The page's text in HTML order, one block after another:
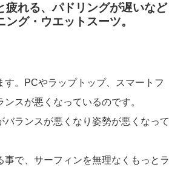
れる、パドリングが遅いなど
グ・ウエットスーツ。
。PCやラップトップ、スマートフ
スが悪くなっているのです。
ランスが悪くなり姿勢が悪くなって
で、サーフィンを無理なくもっとラ